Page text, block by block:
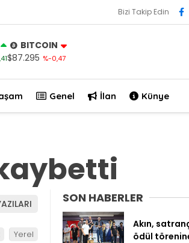
Bizi Takip Edin
BITCOIN
$87.295 %-0,47
Genel İlan Künye
Yerel
SON HABERLER
Akın,
ödül